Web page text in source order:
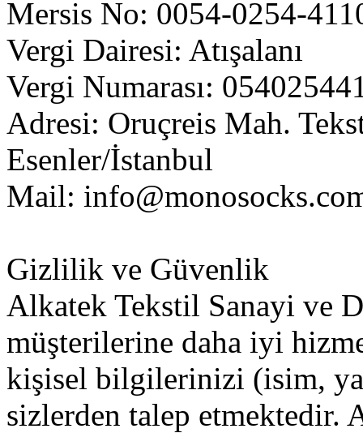
Mersis No: 0054-0254-
Vergi Dairesi: Atışalanı
Vergi Numarası:
Adresi: Oruçreis Mah.
Esenler/İstanbul
Mail:
Gizlilik ve Güvenlik
Alkatek Tekstil Sanayi ve
müşterilerine daha iyi
kişisel bilgilerinizi (isim,
sizlerden talep etmektedir.